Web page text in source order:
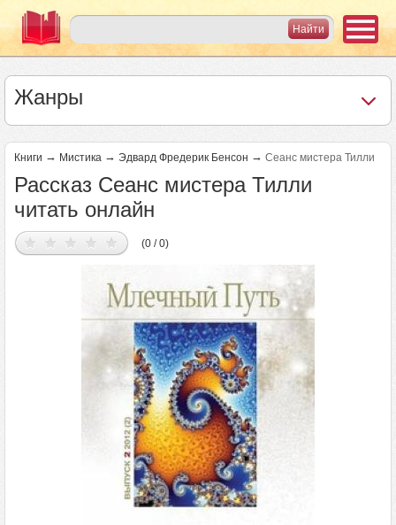
Жанры
Книги → Мистика → Эдвард Фредерик Бенсон → Сеанс мистера Тилли
Рассказ Сеанс мистера Тилли
читать онлайн
(0 / 0)